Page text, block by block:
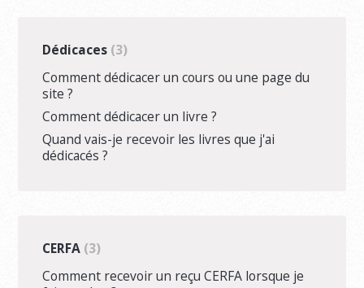
Dédicaces 3
Comment dédicacer un cours ou une page du
site ?
Comment dédicacer un livre ?
Quand vais-je recevoir les livres que j'ai
dédicacés ?
CERFA 3
Comment recevoir un reçu CERFA lorsque je